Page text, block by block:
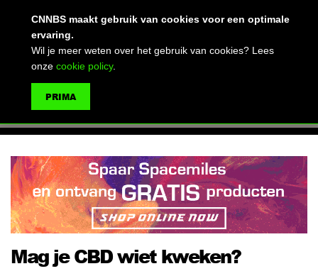
Mag je CBD wiet kweken?
CNNBS maakt gebruik van cookies voor een optimale
ervaring.
Wil je meer weten over het gebruik van cookies? Lees
onze cookie policy.
PRIMA